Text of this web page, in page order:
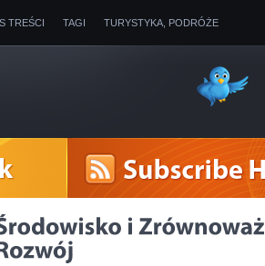
TREŚCI TAGI TURYSTYKA, PODRÓŻE